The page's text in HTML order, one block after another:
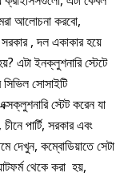
আলোচনা করবো,
সরকার , দল একাকার হয়ে
এটা ইনক্লুশনারি স্টেটে
সোসাইটি
স্টেট করেন যা
পার্টি, সরকার এবং
দেখুন, কম্বোডিয়াতে সেটা
থেকে করা হয়,